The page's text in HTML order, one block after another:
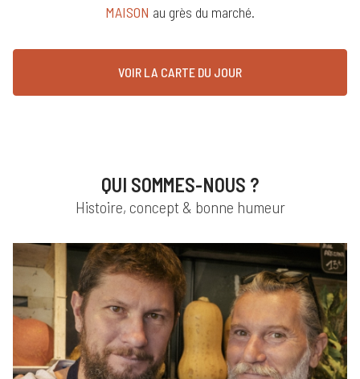
MAISON au grès du marché.
VOIR LA CARTE DU JOUR
QUI SOMMES-NOUS ?
Histoire, concept & bonne humeur